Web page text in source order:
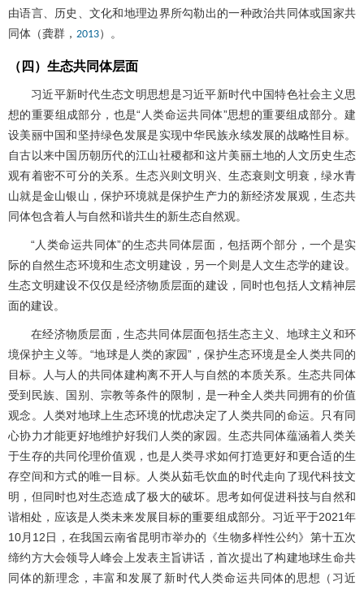
由语言、历史、文化和地理边界所勾勒出的一种政治共同体或国家共
同体（龚群， 2013）。
（四）生态共同体层面
习近平新时代生态文明思想是习近平新时代中国特色社会主义思
想的重要组成部分，也是“人类命运共同体”思想的重要组成部分。建
设美丽中国和坚持绿色发展是实现中华民族永续发展的战略性目标。
自古以来中国历朝历代的江山社稷都和这片美丽土地的人文历史生态
观有着密不可分的关系。生态兴则文明兴、生态衰则文明衰，绿水青
山就是金山银山，保护环境就是保护生产力的新经济发展观，生态共
同体包含着人与自然和谐共生的新生态自然观。
“人类命运共同体”的生态共同体层面，包括两个部分，一个是实
际的自然生态环境和生态文明建设，另一个则是人文生态学的建设。
生态文明建设不仅仅是经济物质层面的建设，同时也包括人文精神层
面的建设。
在经济物质层面，生态共同体层面包括生态主义、地球主义和环
境保护主义等。“地球是人类的家园”，保护生态环境是全人类共同的
目标。人与人的共同体建构离不开人与自然的本质关系。生态共同体
受到民族、国别、宗教等条件的限制，是一种全人类共同拥有的价值
观念。人类对地球上生态环境的忧虑决定了人类共同的命运。只有同
心协力才能更好地维护好我们人类的家园。生态共同体蕴涵着人类关
于生存的共同伦理价值观，也是人类寻求如何打造更好和更合适的生
存空间和方式的唯一目标。人类从茹毛饮血的时代走向了现代科技文
明，但同时也对生态造成了极大的破坏。思考如何促进科技与自然和
谐相处，应该是人类未来发展目标的重要组成部分。习近平于2021年
10月12日，在我国云南省昆明市举办的《生物多样性公约》第十五次
缔约方大会领导人峰会上发表主旨讲话，首次提出了构建地球生命共
同体的新理念，丰富和发展了新时代人类命运共同体的思想（习近